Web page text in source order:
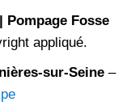
Pompage Fosse
appliqué.
sur-Seine–